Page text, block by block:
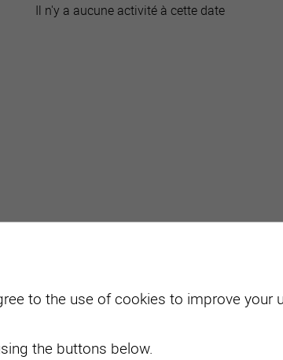
Il n'y a aucune activité à cette date
to the use of cookies to improve your
the buttons below.